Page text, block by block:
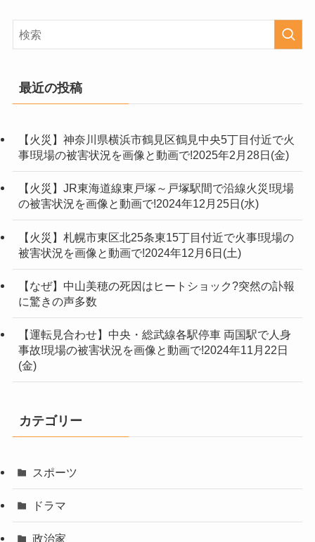
最近の投稿
【火災】神奈川県横浜市鶴見区鶴見中央5丁目付近で火
事!現場の被害状況を画像と動画で!2025年2月28日(金)
【火災】JR東海道線東戸塚～戸塚駅間で沿線火災!現場
の被害状況を画像と動画で!2024年12月25日(水)
【火災】札幌市東区北25条東15丁目付近で火事!現場の
被害状況を画像と動画で!2024年12月6日(土)
【なぜ】中山美穂の死因はヒートショック?突然の訃報
に驚きの声多数
【運転見合わせ】中央・総武線各駅停車 両国駅で人身
事故!現場の被害状況を画像と動画で!2024年11月22日
(金)
カテゴリー
スポーツ
ドラマ
政治家